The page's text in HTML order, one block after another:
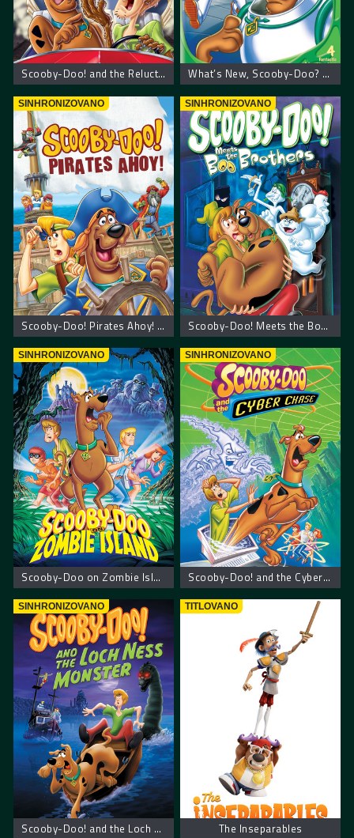
Scooby-Doo! and the Reluctant Werewolf – Scooby Doo! Mrzovoljni vukodlak What’s New, Scooby-Doo? Vol. 1: Space Ape at the Cape – Scooby Doo: Napadači iz svemira
SINHRONIZOVANO
Scooby-Doo! Pirates Ahoy! – Scooby Doo! Piratska zabava
SINHRONIZOVANO
Scooby-Doo! Meets the Boo Brothers – Scooby Doo upoznaje braću Boo
SINHRONIZOVANO
Scooby-Doo on Zombie Island – Scooby Doo na ostrvu zombija
SINHRONIZOVANO
Scooby-Doo! and the Cyber Chase – Scooby Doo! Kiberneticki lov
SINHRONIZOVANO
Scooby-Doo! and the Loch Ness Monster
TITLOVANO
The Inseparables